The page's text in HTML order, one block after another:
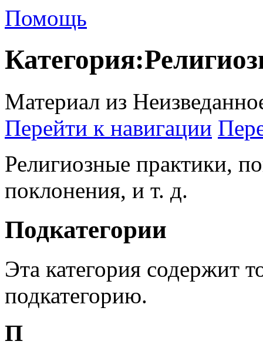
Помощь
Материал из
Перейти к навигации
Религиозные практики,
поклонения, и т. д.
Подкатегории
Эта категория содержит
подкатегорию.
П